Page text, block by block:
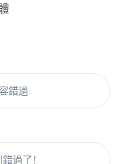
錯過
過了！